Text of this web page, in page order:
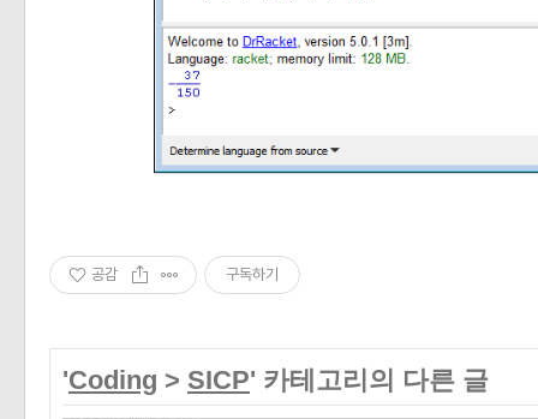
공감 구독하기
'Coding > SICP' 카테고리의 다른 글